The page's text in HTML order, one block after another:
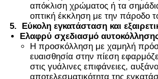
απόκλιση χρώματος ή τα
οπτική έκκληση με την πάροδο
5.
Εύκολη εγκατάσταση και
Ελαφρύ σχεδιασμό
Η προσκόλληση με χαμηλή
ευαισθησία στην πίεση
στις γυάλινες επιφάνειες,
αποτελεσματικότητα της